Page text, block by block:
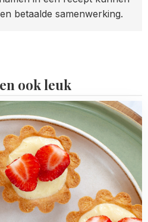
betaalde samenwerking.
ook leuk